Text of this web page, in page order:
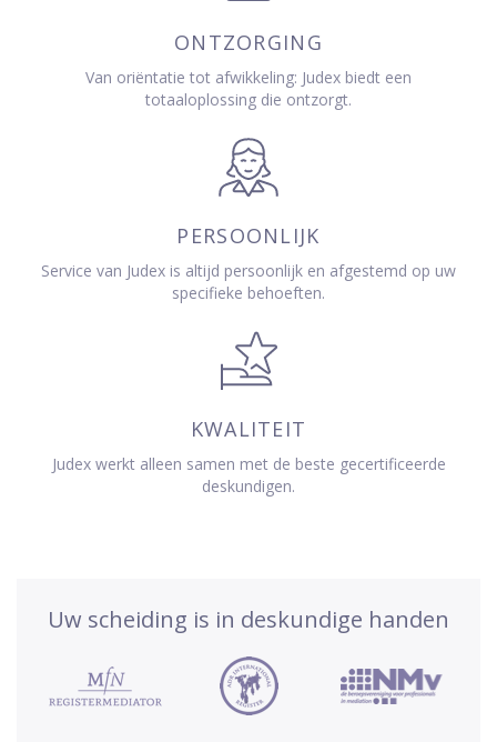
ONTZORGING
Van oriëntatie tot afwikkeling: Judex biedt een
totaaloplossing die ontzorgt.
PERSOONLIJK
Service van Judex is altijd persoonlijk en afgestemd op uw
specifieke behoeften.
KWALITEIT
Judex werkt alleen samen met de beste gecertificeerde
deskundigen.
Uw scheiding is in deskundige handen